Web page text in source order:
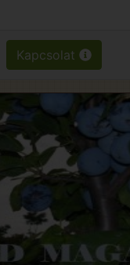
Kapcsolat